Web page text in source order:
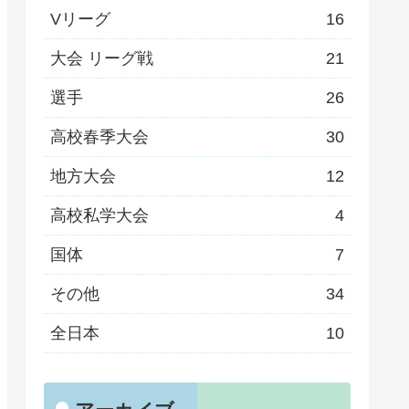
Vリーグ 16
大会 リーグ戦 21
選手 26
高校春季大会 30
地方大会 12
高校私学大会 4
国体 7
その他 34
全日本 10